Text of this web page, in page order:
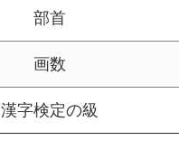
部首
画数
漢字検定の級